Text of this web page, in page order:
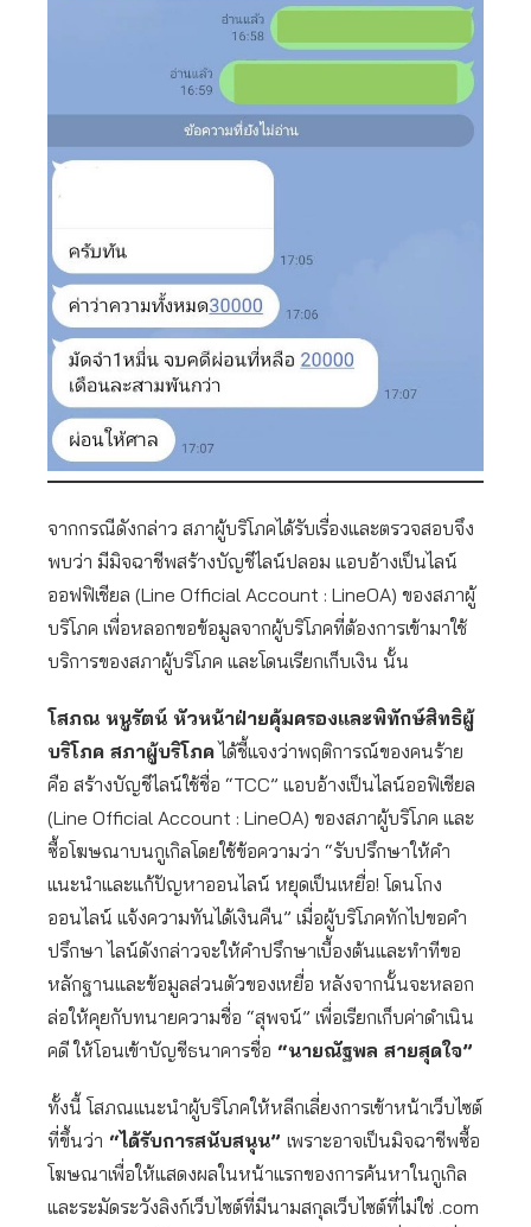
จากกรณีดังกล่าว สภาผู้บริโภคได้รับเรื่องและตรวจสอบจึง
พบว่า มีมิจฉาชีพสร้างบัญชีไลน์ปลอม แอบอ้างเป็นไลน์
ออฟฟิเชียล (Line Official Account : LineOA) ของสภาผู้
บริโภค เพื่อหลอกขอข้อมูลจากผู้บริโภคที่ต้องการเข้ามาใช้
บริการของสภาผู้บริโภค และโดนเรียกเก็บเงิน นั้น
โสภณ หนูรัตน์ หัวหน้าฝ่ายคุ้มครองและพิทักษ์สิทธิผู้
บริโภค สภาผู้บริโภคได้ชี้แจงว่าพฤติการณ์ของคนร้าย
คือ สร้างบัญชีไลน์ใช้ชื่อ “TCC” แอบอ้างเป็นไลน์ออฟิเชียล
(Line Official Account : LineOA) ของสภาผู้บริโภค และ
ซื้อโฆษณาบนกูเกิลโดยใช้ข้อความว่า “รับปรึกษาให้คำ
แนะนำและแก้ปัญหาออนไลน์ หยุดเป็นเหยื่อ! โดนโกง
ออนไลน์ แจ้งความทันได้เงินคืน” เมื่อผู้บริโภคทักไปขอคำ
ปรึกษา ไลน์ดังกล่าวจะให้คำปรึกษาเบื้องต้นและทำทีขอ
หลักฐานและข้อมูลส่วนตัวของเหยื่อ หลังจากนั้นจะหลอก
ล่อให้คุยกับทนายความชื่อ “สุพจน์” เพื่อเรียกเก็บค่าดำเนิน
คดี ให้โอนเข้าบัญชีธนาคารชื่อ “นายณัฐพล สายสุดใจ”
ทั้งนี้ โสภณแนะนำผู้บริโภคให้หลีกเลี่ยงการเข้าหน้าเว็บไซต์
ที่ขึ้นว่า “ได้รับการสนับสนุน” เพราะอาจเป็นมิจฉาชีพซื้อ
โฆษณาเพื่อให้แสดงผลในหน้าแรกของการค้นหาในกูเกิล
และระมัดระวังลิงก์เว็บไซต์ที่มีนามสกุลเว็บไซต์ที่ไม่ใช่ .com